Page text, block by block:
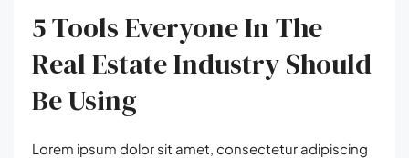
5 Tools Everyone In The
Real Estate Industry Should
Be Using
Lorem ipsum dolor sit amet, consectetur adipiscing